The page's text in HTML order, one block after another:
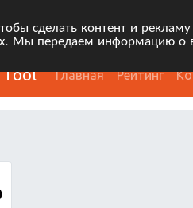
сделать контент и
Мы передаем информацию о
Tool Главная Рейтинг